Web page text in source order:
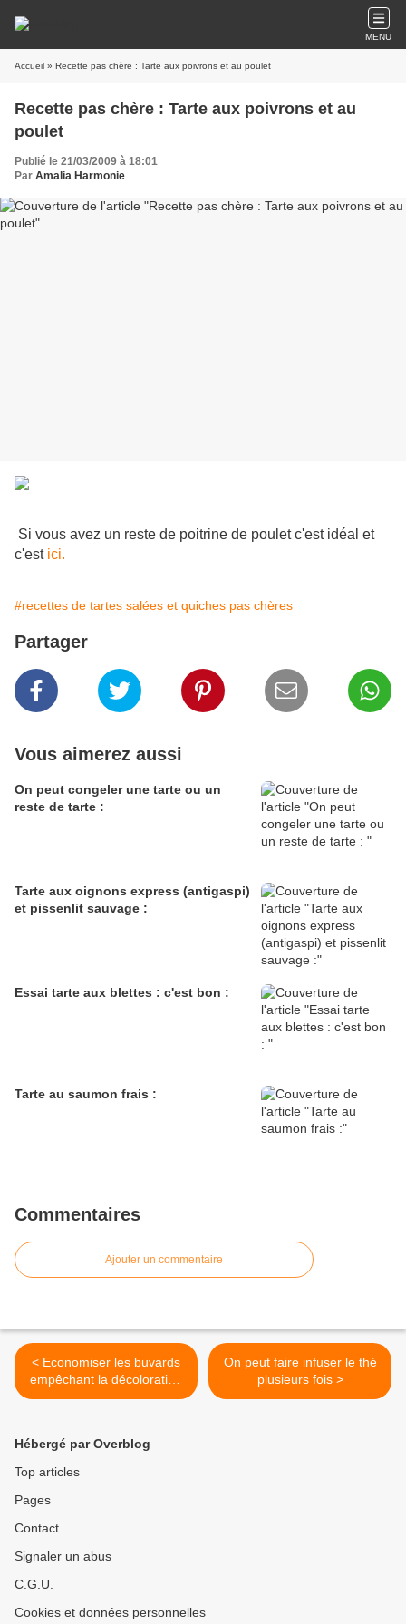
MENU
Accueil » Recette pas chère : Tarte aux poivrons et au poulet
Recette pas chère : Tarte aux poivrons et au
poulet
Publié le 21/03/2009 à 18:01
Par Amalia Harmonie
Si vous avez un reste de poitrine de poulet c'est idéal et
c'est ici.
#recettes de tartes salées et quiches pas chères
Partager
Vous aimerez aussi
On peut congeler une tarte ou un
reste de tarte :
Tarte aux oignons express (antigaspi)
et pissenlit sauvage :
Essai tarte aux blettes : c'est bon :
Tarte au saumon frais :
Commentaires
Ajouter un commentaire
< Economiser les buvards
empêchant la décoloration
des textiles
On peut faire infuser le thé
plusieurs fois >
Hébergé par Overblog
Top articles
Pages
Contact
Signaler un abus
C.G.U.
Cookies et données personnelles